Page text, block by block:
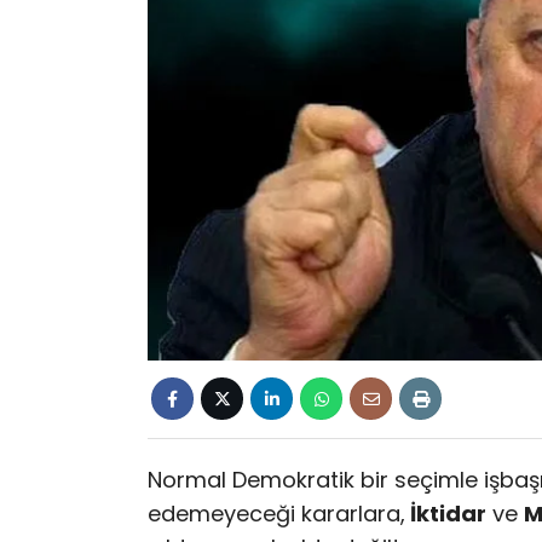
Normal Demokratik bir seçimle
edemeyeceği kararlara, İktidar ve